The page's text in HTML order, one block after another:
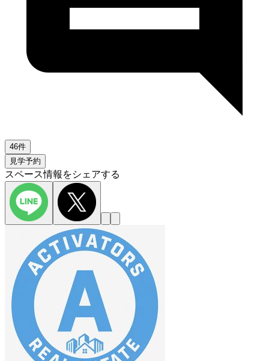
46件
見学予約
スペース情報をシェアする